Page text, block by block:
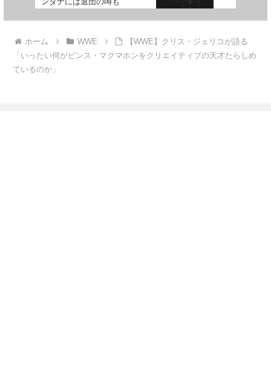
ホーム WWE
【WWE】クリス・ジェリコが語る
「いったい何がビンス・マクマホンをクリエイティブの天才たらしめ
ているのか」